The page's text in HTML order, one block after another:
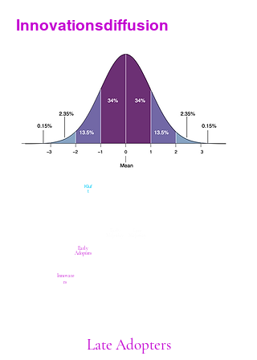
Innovationsdiffusion
Kluf
t
Early
Adopters
Innovate
rs
Late Adopters